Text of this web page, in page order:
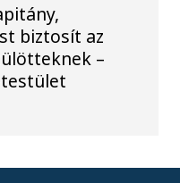
biztosít az
–